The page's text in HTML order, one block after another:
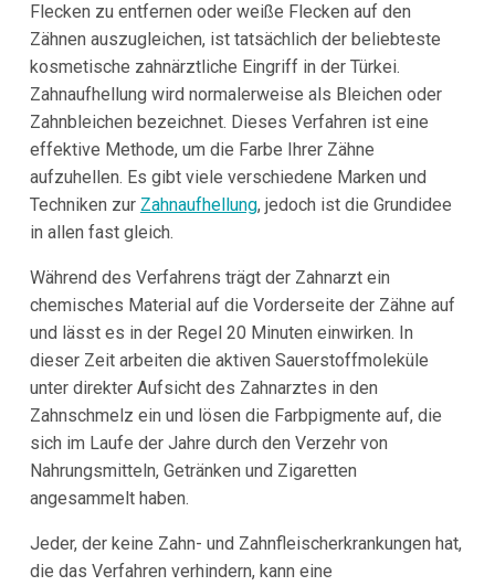
Flecken zu entfernen oder weiße Flecken auf den
Zähnen auszugleichen, ist tatsächlich der beliebteste
kosmetische zahnärztliche Eingriff in der Türkei.
Zahnaufhellung wird normalerweise als Bleichen oder
Zahnbleichen bezeichnet. Dieses Verfahren ist eine
effektive Methode, um die Farbe Ihrer Zähne
aufzuhellen. Es gibt viele verschiedene Marken und
Techniken zur Zahnaufhellung, jedoch ist die Grundidee
in allen fast gleich.
Während des Verfahrens trägt der Zahnarzt ein
chemisches Material auf die Vorderseite der Zähne auf
und lässt es in der Regel 20 Minuten einwirken. In
dieser Zeit arbeiten die aktiven Sauerstoffmoleküle
unter direkter Aufsicht des Zahnarztes in den
Zahnschmelz ein und lösen die Farbpigmente auf, die
sich im Laufe der Jahre durch den Verzehr von
Nahrungsmitteln, Getränken und Zigaretten
angesammelt haben.
Jeder, der keine Zahn- und Zahnfleischerkrankungen hat,
die das Verfahren verhindern, kann eine